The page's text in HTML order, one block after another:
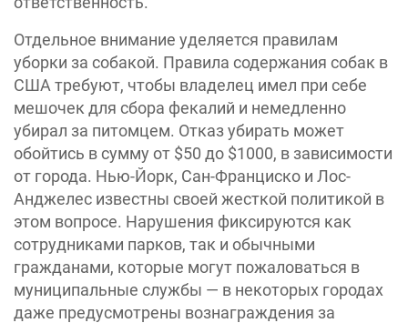
Отдельное внимание уделяется правилам
уборки за собакой. Правила содержания собак в
США требуют, чтобы владелец имел при себе
мешочек для сбора фекалий и немедленно
убирал за питомцем. Отказ убирать может
обойтись в сумму от $50 до $1000, в зависимости
от города. Нью-Йорк, Сан-Франциско и Лос-
Анджелес известны своей жесткой политикой в
этом вопросе. Нарушения фиксируются как
сотрудниками парков, так и обычными
гражданами, которые могут пожаловаться в
муниципальные службы — в некоторых городах
даже предусмотрены вознаграждения за